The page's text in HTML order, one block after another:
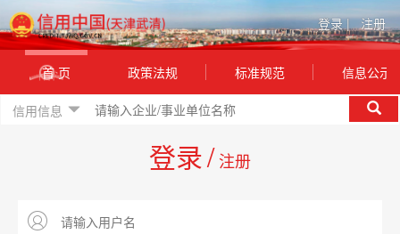
登录| 注册
首 页 政策法规 标准规范 信息公示
信用信息
登录/ 注册